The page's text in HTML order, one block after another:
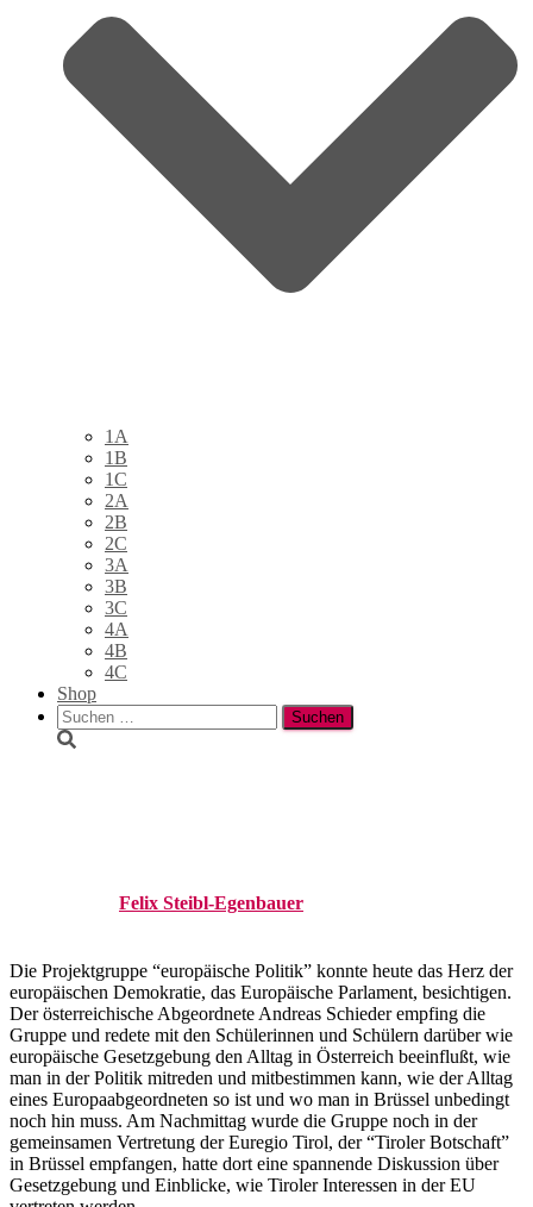
1A
1B
1C
2A
2B
2C
3A
3B
3C
4A
4B
4C
Shop
Suchen
nach:
Felix Steibl-Egenbauer
Die Projektgruppe “europäische Politik” konnte heute das Herz der
europäischen Demokratie, das Europäische Parlament, besichtigen.
Der österreichische Abgeordnete Andreas Schieder empfing die
Gruppe und redete mit den Schülerinnen und Schülern darüber wie
europäische Gesetzgebung den Alltag in Österreich beeinflußt, wie
man in der Politik mitreden und mitbestimmen kann, wie der Alltag
eines Europaabgeordneten so ist und wo man in Brüssel unbedingt
noch hin muss. Am Nachmittag wurde die Gruppe noch in der
gemeinsamen Vertretung der Euregio Tirol, der “Tiroler Botschaft”
in Brüssel empfangen, hatte dort eine spannende Diskussion über
Gesetzgebung und Einblicke, wie Tiroler Interessen in der EU